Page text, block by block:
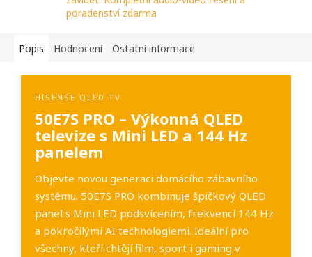
poradenství zdarma
Popis Hodnocení Ostatní informace
HISENSE QLED TV
50E7S PRO – Výkonná QLED
televize s Mini LED a 144 Hz
panelem
Objevte novou generaci domácího zábavního
systému. 50E7S PRO kombinuje špičkový QLED
panel s Mini LED podsvícením, frekvencí 144 Hz
a pokročilými AI technologiemi. Ideální pro
všechny, kteří chtějí film, sport i gaming v